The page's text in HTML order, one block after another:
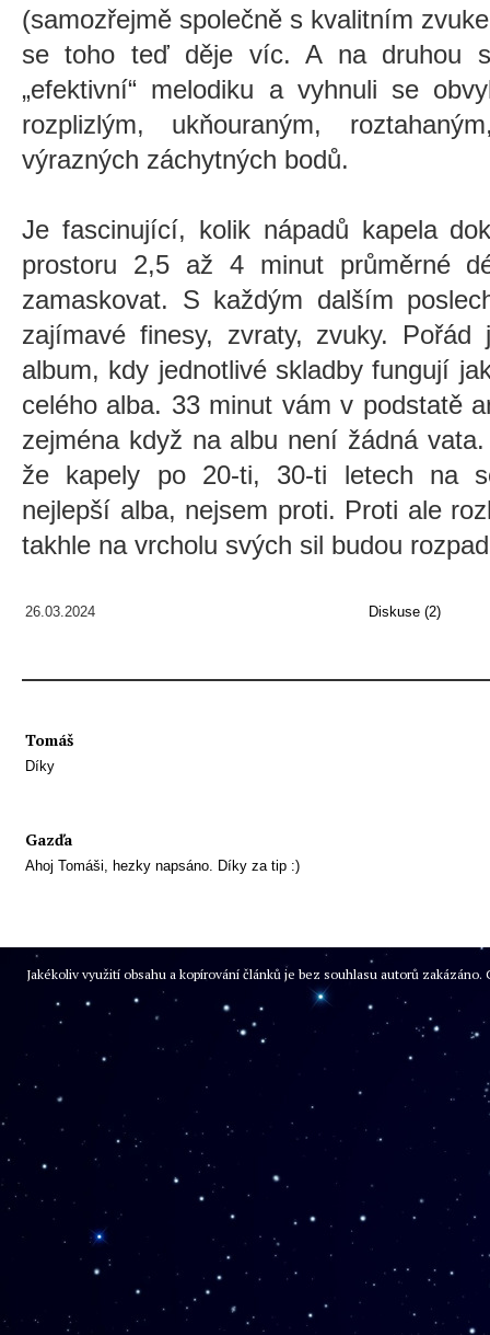
(samozřejmě společně s kvalitním
se toho teď děje víc. A na druhou
„efektivní“ melodiku a vyhnuli se
rozplizlým, ukňouraným,
výrazných záchytných bodů.
Je fascinující, kolik nápadů kapela
prostoru 2,5 až 4 minut průměrné
zamaskovat. S každým dalším
zajímavé finesy, zvraty, zvuky.
album, kdy jednotlivé skladby fungují
celého alba. 33 minut vám v podstatě
zejména když na albu není žádná
že kapely po 20-ti, 30-ti letech na
nejlepší alba, nejsem proti. Proti ale
takhle na vrcholu svých sil budou
26.03.2024 Diskuse (2)
Tomáš
Díky
Gazďa
Ahoj Tomáši, hezky napsáno. Díky za tip :)
Jakékoliv využití obsahu a kopírování článků je bez souhlasu autorů